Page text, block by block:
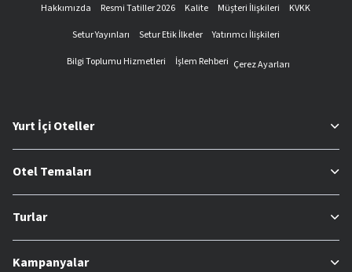
Hakkımızda Resmi Tatiller 2026 Kalite Müşteri İlişkileri
KVKK
Setur Yayınları
Setur Etik İlkeler
Yatırımcı İlişkileri
Bilgi Toplumu Hizmetleri
İşlem Rehberi Çerez Ayarları
Yurt İçi Oteller
Otel Temaları
Turlar
Kampanyalar